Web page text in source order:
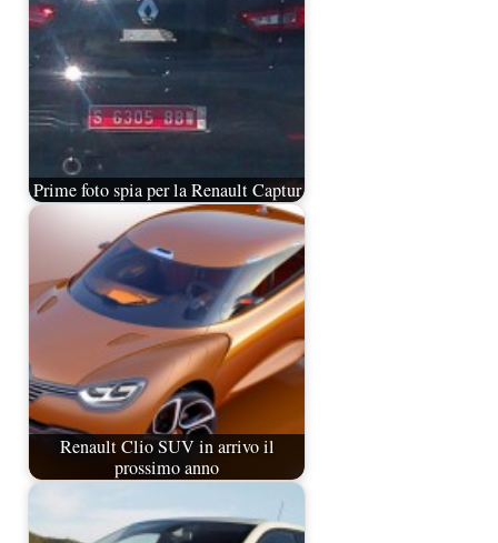
Prime foto spia per la Renault Captur
Renault Clio SUV in arrivo il
prossimo anno